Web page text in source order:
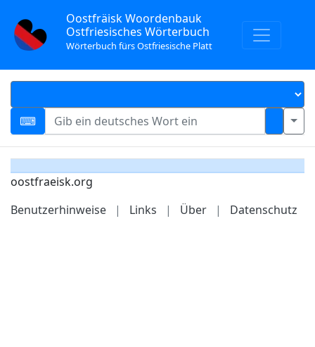
Oostfräisk Woordenbauk
Ostfriesisches Wörterbuch
Wörterbuch fürs Ostfriesische Platt
oostfraeisk.org
Benutzerhinweise
| Links | Über | Datenschutz